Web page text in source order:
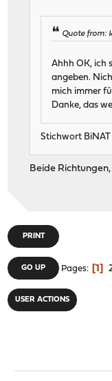
Quote from:
Ahhh OK, ich
angeben.
mich immer
Danke, das
Stichwort BiNAT
Beide
PRINT
GO UP Pages 1
USER ACTIONS